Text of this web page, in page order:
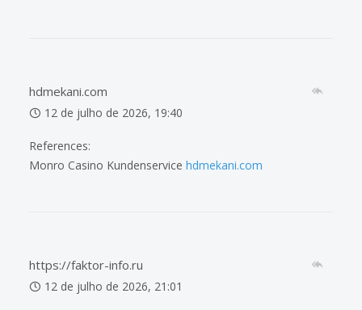
hdmekani.com
12 de julho de 2026, 19:40
References:
Monro Casino Kundenservice hdmekani.com
https://faktor-info.ru
12 de julho de 2026, 21:01